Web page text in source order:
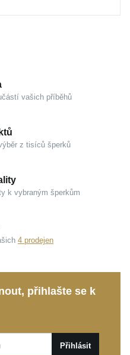
všední dny i slavnostní
z módy.
jež rozzáří váš
nebo doplníte
dělat radost každý
vašich příběhů
z tisíců šperků
k vybraným šperkům
4 prodejen
přihlašte se k
Přihlásit